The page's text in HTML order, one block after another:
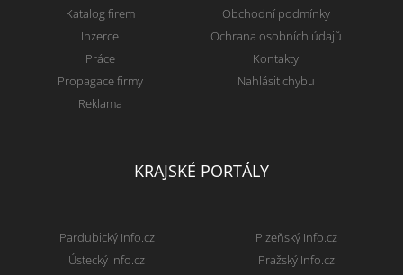
Katalog firem
Inzerce
Práce
Propagace firmy
Reklama
Obchodní podmínky
Ochrana osobních údajů
Kontakty
Nahlásit chybu
KRAJSKÉ PORTÁLY
Pardubický Info.cz
Ústecký Info.cz
Plzeňský Info.cz
Pražský Info.cz